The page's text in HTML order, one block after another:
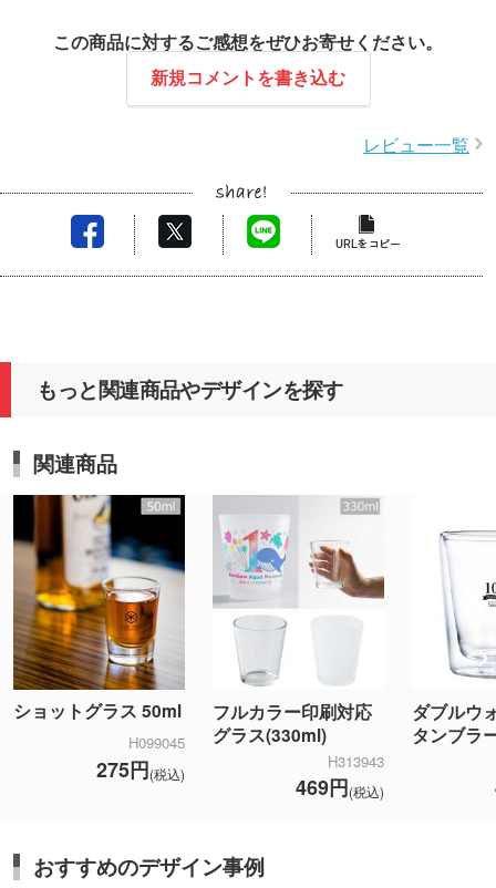
この商品に対するご感想をぜひお寄せください。
新規コメントを書き込む
レビュー一覧
もっと関連商品やデザインを探す
関連商品
ショットグラス 50ml
H099045
275円(税込)
フルカラー印刷対応
グラス(330ml)
H313943
469円(税込)
ダブルウ
タンブラ
おすすめのデザイン事例